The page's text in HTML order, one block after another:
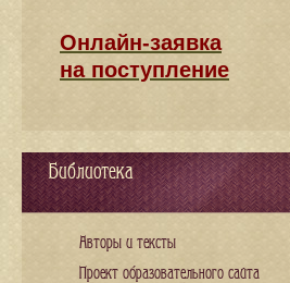
Онлайн-заявка
на поступление
Библиотека
Авторы и тексты
Проект образовательного сайта